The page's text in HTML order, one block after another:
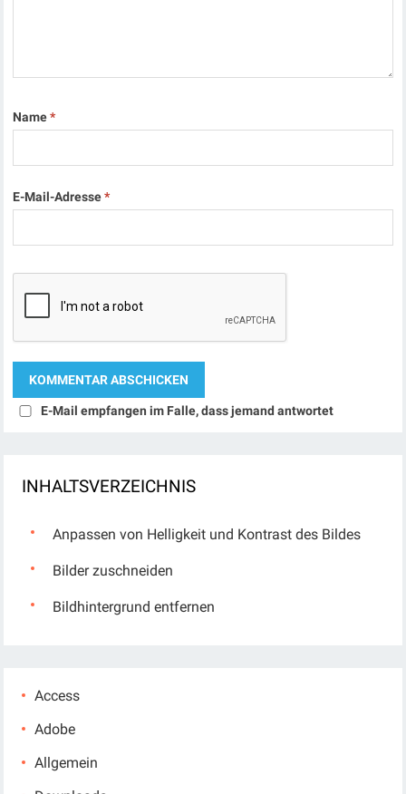
Name*
E-Mail-Adresse*
E-Mail empfangen im Falle, dass jemand antwortet
INHALTSVERZEICHNIS
Anpassen von Helligkeit und Kontrast des Bildes
Bilder zuschneiden
Bildhintergrund entfernen
Access
Adobe
Allgemein